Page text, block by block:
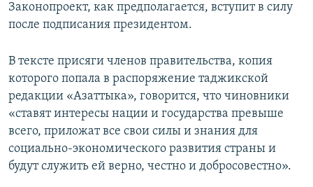
Законопроект, как предполагается, вступит в силу
после подписания президентом.
В тексте присяги членов правительства, копия
которого попала в распоряжение таджикской
редакции «Азаттыка», говорится, что чиновники
«ставят интересы нации и государства превыше
всего, приложат все свои силы и знания для
социально-экономического развития страны и
будут служить ей верно, честно и добросовестно».